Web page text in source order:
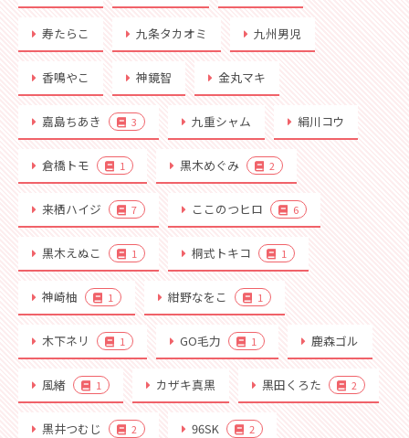
寿たらこ 九条タカオミ 九州男児
香鳴やこ 神鏡智 金丸マキ
嘉島ちあき 3 九重シャム 絹川コウ
倉橋トモ 1 黒木めぐみ 2
来栖ハイジ 7 ここのつヒロ 6
黒木えぬこ 1 桐式トキコ 1
神崎柚 1 紺野なをこ 1
木下ネリ 1 GO毛力 1 鹿森ゴル
風緒 1 カザキ真黒 黒田くろた 2
黒井つむじ 2 96SK 2